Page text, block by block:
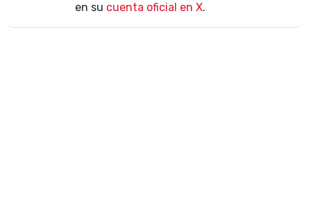
en su cuenta oficial en X.